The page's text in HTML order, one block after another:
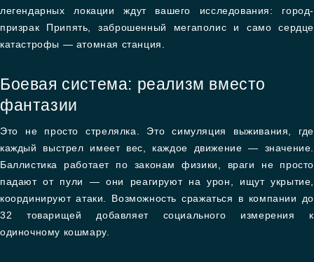
легендарных локации ждут вашего исследования: город-
призрак Припять, заброшенный мегаполис и само сердце
катастрофы — атомная станция.
Боевая система: реализм вместо
фантазии
Это не просто стрелялка. Это симуляция выживания, где
каждый выстрел имеет вес, каждое движение — значение.
Баллистика работает по законам физики, враги не просто
падают от пули — они реагируют на урон, ищут укрытие,
координируют атаки. Возможность сражаться в компании до
32 товарищей добавляет социального измерения к
одиночному кошмару.